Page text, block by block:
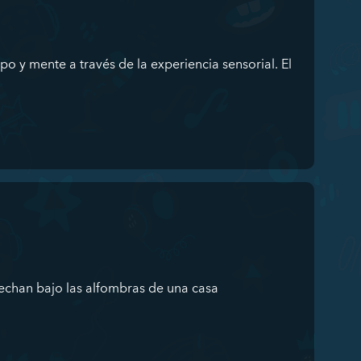
y mente a través de la experiencia sensorial. El
bajo las alfombras de una casa